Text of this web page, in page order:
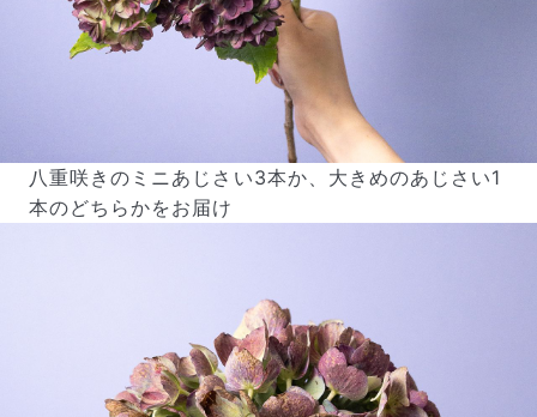
商品ページに掲載している写真は、実際にお届けする商
品を撮影したものです。お花は生き物なので、どうして
も色味やサイズ・咲き方に個体差はありますが、できる
だけ写真のイメージに近いものをお届けできるように人
八重咲きのミニあじさい3本か、大きめのあじさい1
本のどちらかをお届け